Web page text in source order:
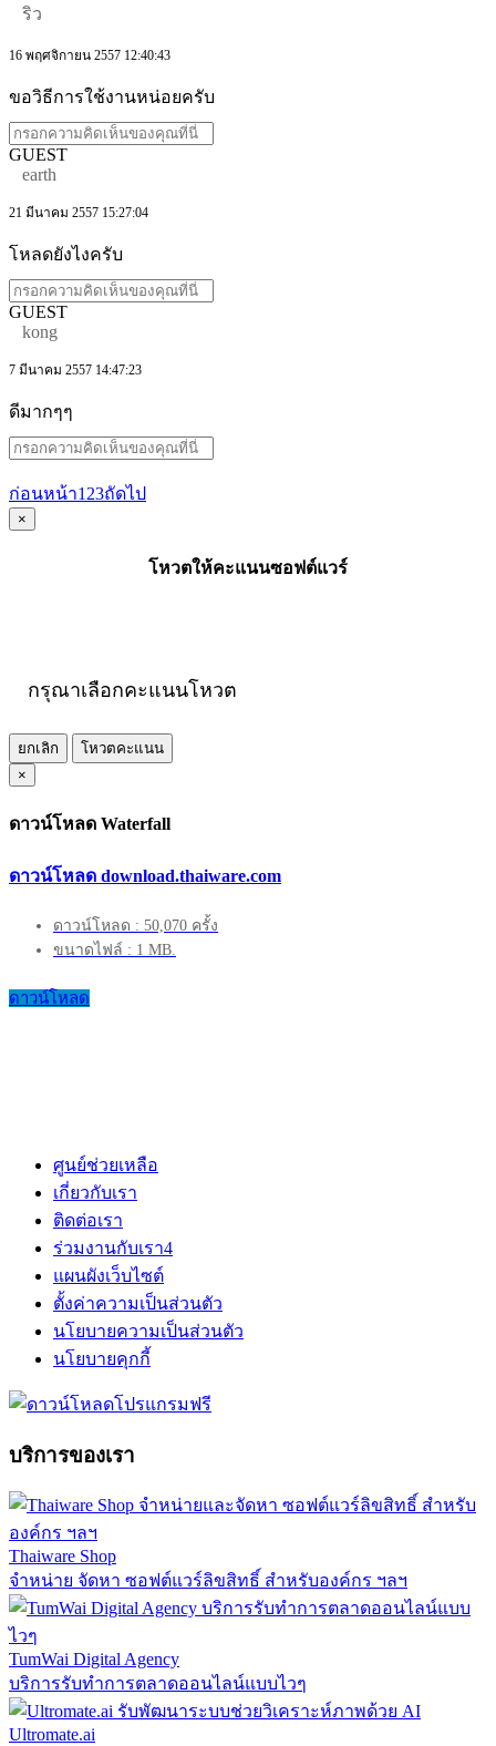
ริว
16 พฤศจิกายน 2557 12:40:43
ขอวิธีการใช้งานหน่อยครับ
GUEST
earth
21 มีนาคม 2557 15:27:04
โหลดยังไงครับ
GUEST
kong
7 มีนาคม 2557 14:47:23
ดีมากๆๆ
ก่อนหน้า1 23ถัดไป
×
โหวตให้คะแนนซอฟต์แวร์
กรุณาเลือกคะแนนโหวต
ยกเลิก
โหวตคะแนน
×
ดาวน์โหลด Waterfall
ดาวน์โหลด download.thaiware.com
ดาวน์โหลด : 50,070 ครั้ง
ขนาดไฟล์ : 1 MB.
ดาวน์โหลด
ศูนย์ช่วยเหลือ
เกี่ยวกับเรา
ติดต่อเรา
ร่วมงานกับเรา4
แผนผังเว็บไซต์
ตั้งค่าความเป็นส่วนตัว
นโยบายความเป็นส่วนตัว
นโยบายคุกกี้
บริการของเรา
Thaiware Shop
จำหน่าย จัดหา ซอฟต์แวร์ลิขสิทธิ์ สำหรับองค์กร ฯลฯ
TumWai Digital Agency
บริการรับทำการตลาดออนไลน์แบบไวๆ
Ultromate.ai